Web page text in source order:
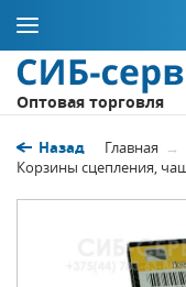
Оптовая торговля
Назад Главная
Корзины сцепления,